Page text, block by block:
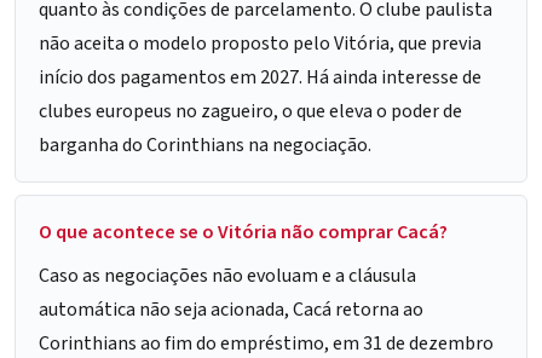
quanto às condições de parcelamento. O clube paulista
não aceita o modelo proposto pelo Vitória, que previa
início dos pagamentos em 2027. Há ainda interesse de
clubes europeus no zagueiro, o que eleva o poder de
barganha do Corinthians na negociação.
O que acontece se o Vitória não comprar Cacá?
Caso as negociações não evoluam e a cláusula
automática não seja acionada, Cacá retorna ao
Corinthians ao fim do empréstimo, em 31 de dezembro